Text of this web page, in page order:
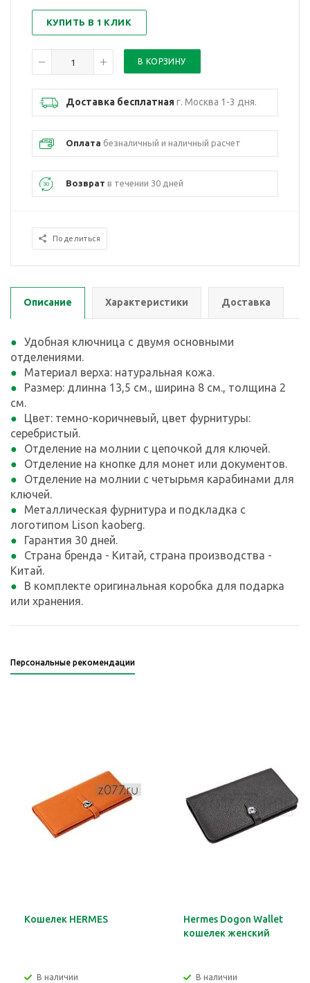
КУПИТЬ В 1 КЛИК
Доставка бесплатнаяг. Москва 1-3 дня.
Оплата безналичный и наличный расчет
Возврат в течении 30 дней
Поделиться
Описание Характеристики Доставка
Удобная ключница с двумя основными
отделениями.
Материал верха: натуральная кожа.
Размер: длинна 13,5 см., ширина 8 см., толщина 2
см.
Цвет: темно-коричневый, цвет фурнитуры:
серебристый.
Отделение на молнии с цепочкой для ключей.
Отделение на кнопке для монет или документов.
Отделение на молнии с четырьмя карабинами для
ключей.
Металлическая фурнитура и подкладка с
логотипом Lison kaoberg.
Гарантия 30 дней.
Страна бренда - Китай, страна производства -
Китай.
В комплекте оригинальная коробка для подарка
или хранения.
Персональные рекомендации
Кошелек HERMES
В наличии
Hermes Dogon Wallet
кошелек женский
В наличии